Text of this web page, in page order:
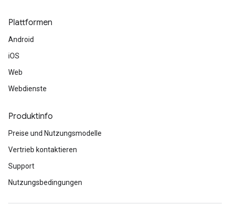
Plattformen
Android
iOS
Web
Webdienste
Produktinfo
Preise und Nutzungsmodelle
Vertrieb kontaktieren
Support
Nutzungsbedingungen